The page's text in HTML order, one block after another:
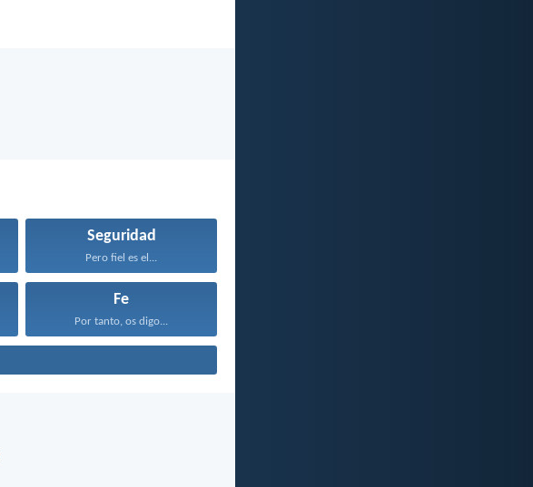
Seguridad
Pero fiel es el...
Fe
Por tanto, os digo...